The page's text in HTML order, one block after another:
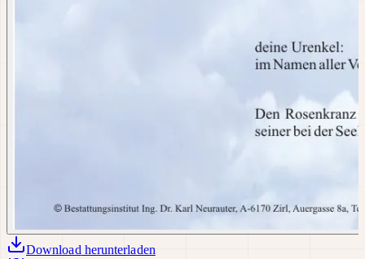
Download herunterladen